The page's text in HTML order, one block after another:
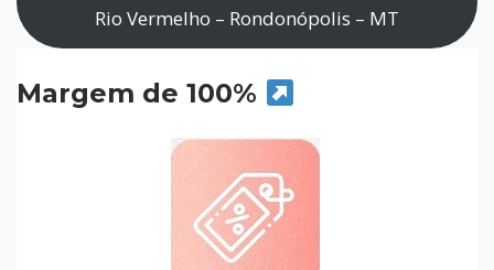
Rio Vermelho – Rondonópolis – MT
Margem de 100%